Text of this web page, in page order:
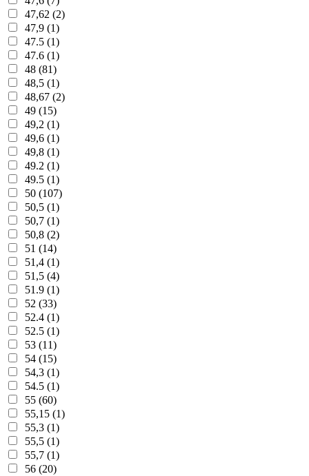
47,62 (2)
47,9 (1)
47.5 (1)
47.6 (1)
48 (81)
48,5 (1)
48,67 (2)
49 (15)
49,2 (1)
49,6 (1)
49,8 (1)
49.2 (1)
49.5 (1)
50 (107)
50,5 (1)
50,7 (1)
50,8 (2)
51 (14)
51,4 (1)
51,5 (4)
51.9 (1)
52 (33)
52.4 (1)
52.5 (1)
53 (11)
54 (15)
54,3 (1)
54.5 (1)
55 (60)
55,15 (1)
55,3 (1)
55,5 (1)
55,7 (1)
56 (20)